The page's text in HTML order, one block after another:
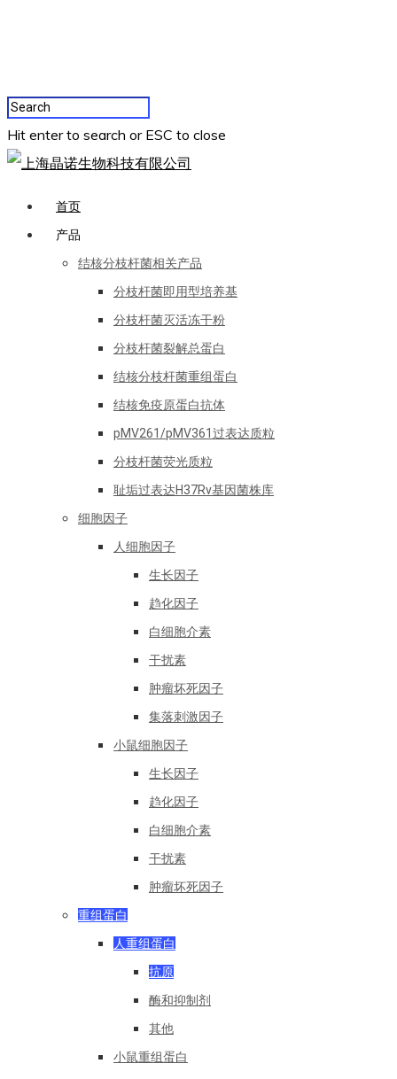
Hit enter to search or ESC to close
首页
产品
结核分枝杆菌相关产品
分枝杆菌即用型培养基
分枝杆菌灭活冻干粉
分枝杆菌裂解总蛋白
结核分枝杆菌重组蛋白
结核免疫原蛋白抗体
pMV261/pMV361过表达质粒
分枝杆菌荧光质粒
耻垢过表达H37Rv基因菌株库
细胞因子
人细胞因子
生长因子
趋化因子
白细胞介素
干扰素
肿瘤坏死因子
集落刺激因子
小鼠细胞因子
生长因子
趋化因子
白细胞介素
干扰素
肿瘤坏死因子
重组蛋白
人重组蛋白
抗原
酶和抑制剂
其他
小鼠重组蛋白